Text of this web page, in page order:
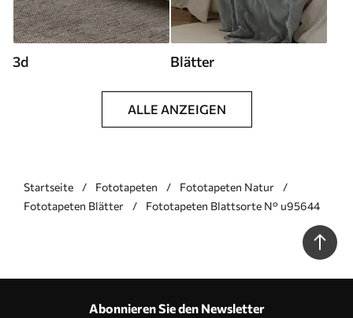
3d Blätter
ALLE ANZEIGEN
Startseite Fototapeten
Fototapeten Natur
Fototapeten Blätter
Fototapeten Blattsorte N° u95644
Abonnieren Sie den Newsletter